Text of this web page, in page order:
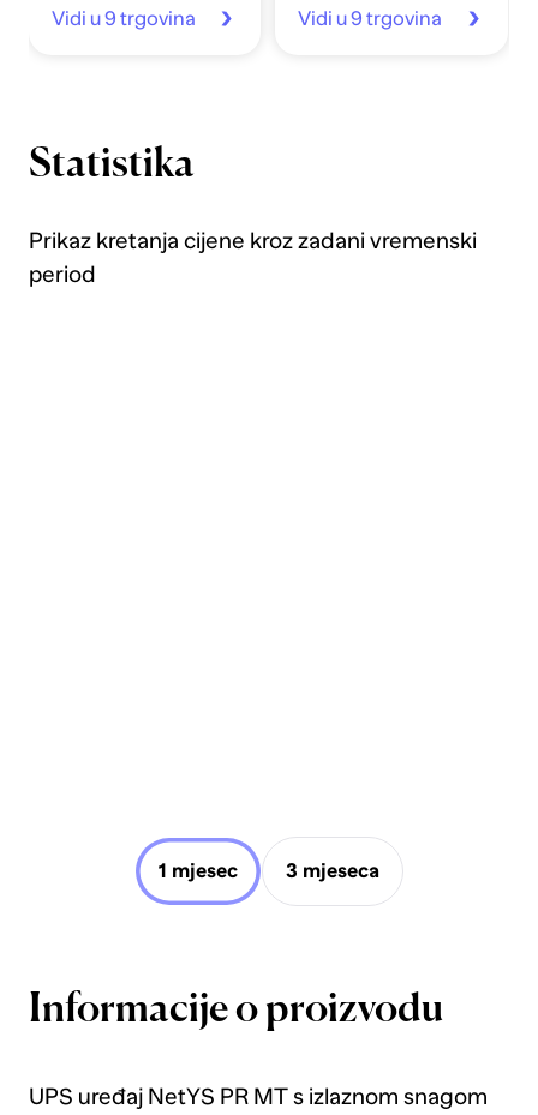
Vidi u 9 trgovina Vidi u 9 trgovina
Statistika
Prikaz kretanja cijene kroz zadani vremenski
period
1 mjesec 3 mjeseca
Informacije o proizvodu
UPS uređaj NetYS PR MT s izlaznom snagom